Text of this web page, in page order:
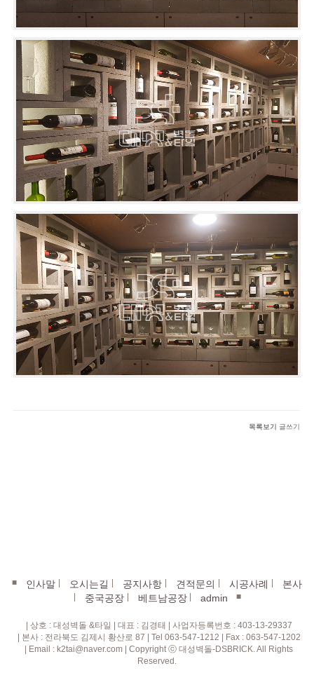
목록보기 글쓰기
■ 인사말 오시는길 공지사항 견적문의 시공사례 본사
중국공장 베트남공장| admin ■
| 상호 : 대성벽돌 &타일 | 대표 : 김경태 | 사업자등록번호 : 403-13-29337
| 본사 : 전라북도 김제시 황산로 87 | Tel 063-547-1212 | Fax : 063-547-1202
| Email : k2tai@naver.com | Copyright ⓒ 대성벽돌-DSBRICK. All Rights
Reserved.